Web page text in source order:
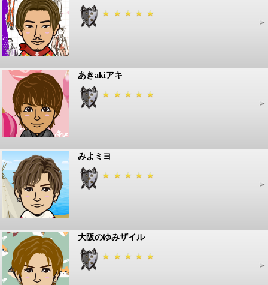
あきakiアキ
みよミヨ
大阪のゆみザイル